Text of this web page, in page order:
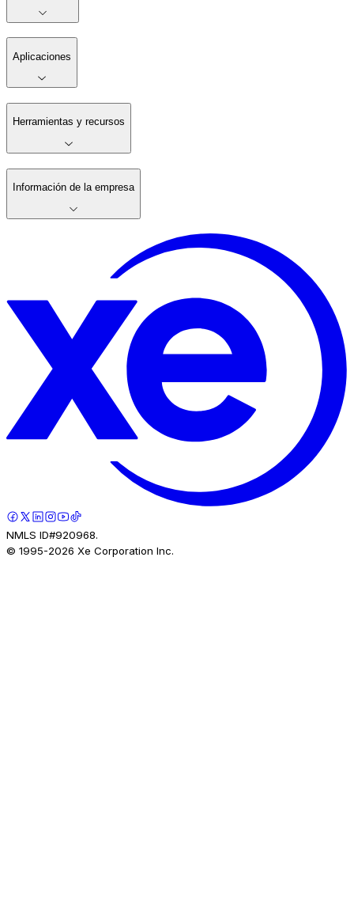
Aplicaciones
Herramientas y recursos
Información de la empresa
NMLS ID#920968.
© 1995-2026 Xe Corporation Inc.